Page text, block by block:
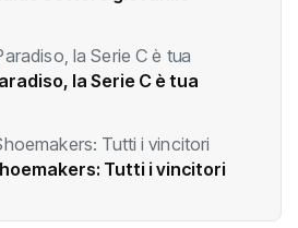
la Serie C è tua
Tutti i vincitori